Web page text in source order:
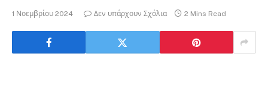
1 Νοεμβρίου 2024 Δεν υπάρχουν Σχόλια 2 Mins Read